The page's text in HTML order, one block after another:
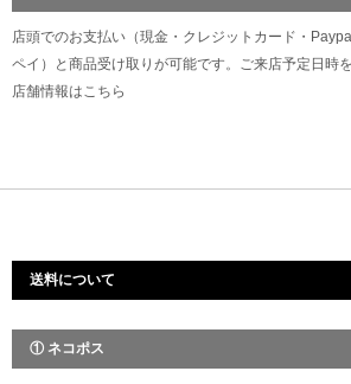
店頭でのお支払い（現金・クレジットカード・
ペイ）と商品受け取りが可能です。ご来店予定日時
店舗情報はこちら
送料について
① ネコポス